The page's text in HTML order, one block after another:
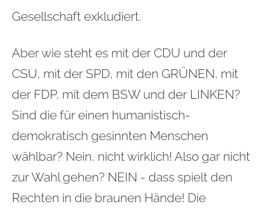
Gesellschaft exkludiert.
Aber wie steht es mit der CDU und der
CSU, mit der SPD, mit den GRÜNEN, mit
der FDP, mit dem BSW und der LINKEN?
Sind die für einen humanistisch-
demokratisch gesinnten Menschen
wählbar? Nein, nicht wirklich! Also gar nicht
zur Wahl gehen? NEIN - dass spielt den
Rechten in die braunen Hände! Die